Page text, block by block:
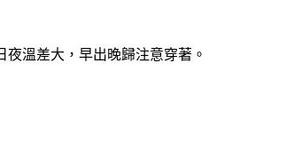
溫差大，早出晚歸注意穿著。